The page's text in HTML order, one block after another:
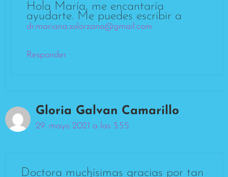
Hola María, me encantaría
ayudarte. Me puedes escribir a
dr.mariana.solorzano@gmail.com
Responder
Gloria Galvan Camarillo
29. mayo 2021 a las 3:55
Doctora muchísimas gracias por tan